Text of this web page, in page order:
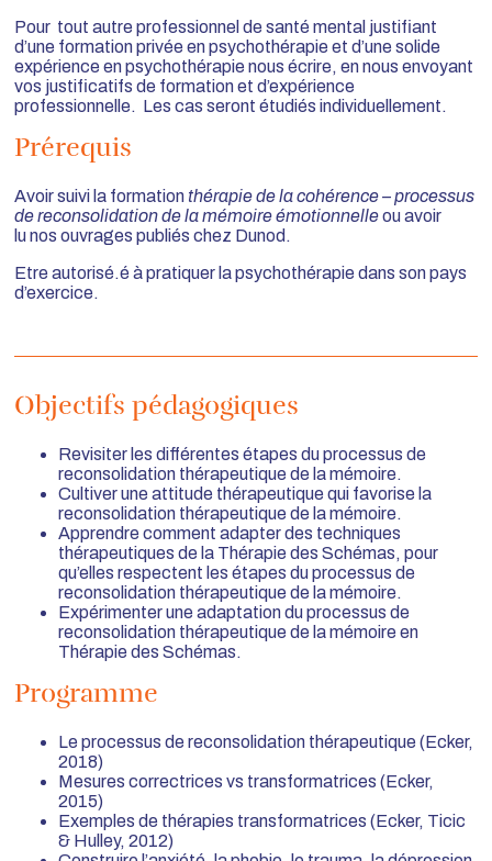
Pour tout autre professionnel de santé mental justifiant
d’une formation privée en psychothérapie et d’une solide
expérience en psychothérapie nous écrire, en nous envoyant
vos justificatifs de formation et d’expérience
professionnelle. Les cas seront étudiés individuellement.
Prérequis
Avoir suivi la formation thérapie de la cohérence – processus
de reconsolidation de la mémoire émotionnelleou avoir
lunos ouvrages publiés chez Dunod .
Etre autorisé.é à pratiquer la psychothérapie dans son pays
d’exercice.
Objectifs pédagogiques
Revisiter les différentes étapes du processus de
reconsolidation thérapeutique de la mémoire.
Cultiver une attitude thérapeutique qui favorise la
reconsolidation thérapeutique de la mémoire.
Apprendre comment adapter des techniques
thérapeutiques de la Thérapie des Schémas, pour
qu’elles respectent les étapes du processus de
reconsolidation thérapeutique de la mémoire.
Expérimenter une adaptation du processus de
reconsolidation thérapeutique de la mémoire en
Thérapie des Schémas.
Programme
Le processus de reconsolidation thérapeutique (Ecker,
2018)
Mesures correctrices vs transformatrices (Ecker,
2015)
Exemples de thérapies transformatrices (Ecker, Ticic
& Hulley, 2012)